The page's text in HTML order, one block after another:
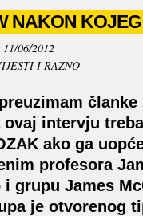
NAKON
11/06/2012
I RAZNO
ovaj intervju
ako ga
profesora
grupu James
je otvorenog